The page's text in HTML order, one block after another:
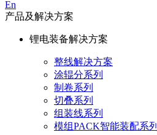
En
产品及解决方案
锂电装备解决方案
整线解决方案
涂辊分系列
制卷系列
切叠系列
组装线系列
模组PACK智能装配系列